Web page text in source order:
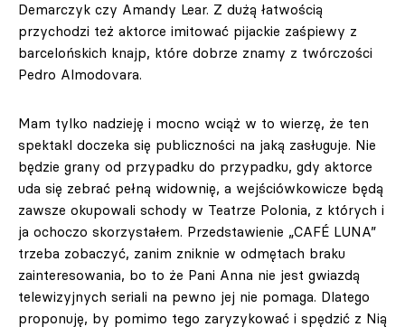
Demarczyk czy Amandy Lear. Z dużą łatwością
przychodzi też aktorce imitować pijackie zaśpiewy z
barcelońskich knajp, które dobrze znamy z twórczości
Pedro Almodovara.
Mam tylko nadzieję i mocno wciąż w to wierzę, że ten
spektakl doczeka się publiczności na jaką zasługuje. Nie
będzie grany od przypadku do przypadku, gdy aktorce
uda się zebrać pełną widownię, a wejściówkowicze będą
zawsze okupowali schody w Teatrze Polonia, z których i
ja ochoczo skorzystałem. Przedstawienie „CAFÉ LUNA”
trzeba zobaczyć, zanim zniknie w odmętach braku
zainteresowania, bo to że Pani Anna nie jest gwiazdą
telewizyjnych seriali na pewno jej nie pomaga. Dlatego
proponuję, by pomimo tego zaryzykować i spędzić z Nią